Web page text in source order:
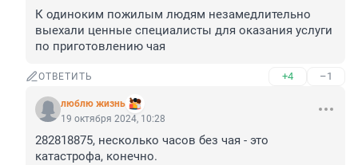
К одиноким пожилым людям незамедлительно
выехали ценные специалисты для оказания услуги
по приготовлению чая
ОТВЕТИТЬ +4 –1
люблю жизнь
19 октября 2024, 10:28
282818875, несколько часов без чая - это
катастрофа, конечно.